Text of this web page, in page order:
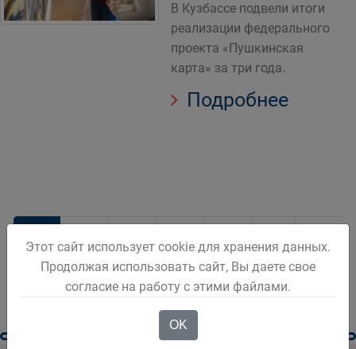
В Кузбассе подвели итоги
реализации федерального
проекта «Пушкинская
карта» за три года.
Подробнее
1 4
Этот сайт использует cookie для хранения данных.
Продолжая использовать сайт, Вы даете свое
согласие на работу с этими файлами.
OK